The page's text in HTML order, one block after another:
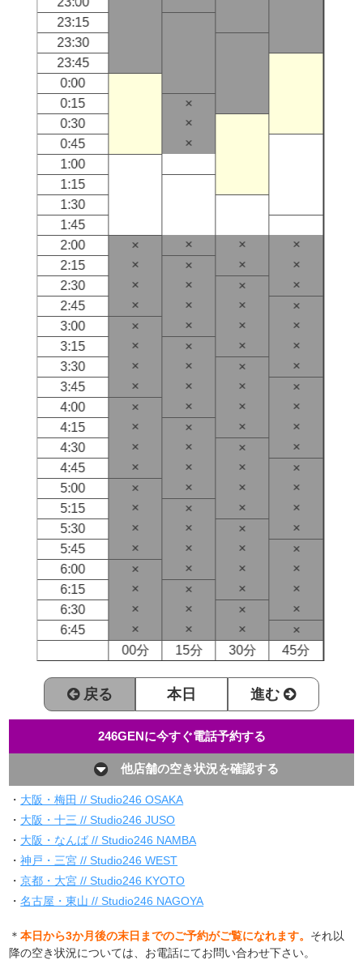
23:15
23:30
23:45
0:00
0:15
×
0:30
×
0:45
×
1:00
1:15
1:30
1:45
2:00
× × ×
×
2:15
× × ×
×
2:30
× × ×
×
2:45
× × ×
×
3:00
× × ×
×
3:15
× × ×
×
3:30
× × ×
×
3:45
× × ×
×
4:00
× × ×
×
4:15
× × ×
×
4:30
× × ×
×
4:45
× × ×
×
5:00
× × ×
×
5:15
× × ×
×
5:30
× × ×
×
5:45
× × ×
×
6:00
× × ×
×
6:15
× × ×
×
6:30
× × ×
×
6:45
× × ×
×
00分
15分 30分 45分
戻る 本日 進む
246GENに今すぐ電話予約する
他店舗の空き状況を確認する
・ 大阪・梅田 // Studio246 OSAKA
・ 大阪・十三 // Studio246 JUSO
・ 大阪・なんば // Studio246 NAMBA
・神戸・三宮 // Studio246 WEST
・京都・大宮 // Studio246 KYOTO
・名古屋・東山 // Studio246 NAGOYA
＊本日から3か月後の末日までのご予約がご覧になれます。 それ以
降の空き状況については、お電話にてお問い合わせ下さい。